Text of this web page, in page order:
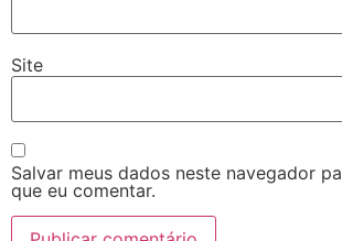
Site
Salvar meus dados neste navegador
que eu comentar.